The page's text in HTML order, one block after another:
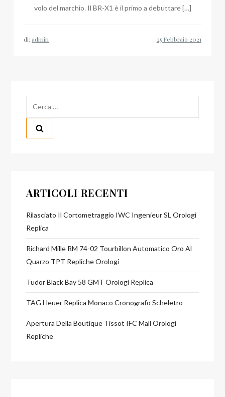
volo del marchio. Il BR-X1 è il primo a debuttare […]
di: admin
ARTICOLI RECENTI
Rilasciato Il Cortometraggio IWC Ingenieur SL Orologi
Replica
Richard Mille RM 74-02 Tourbillon Automatico Oro Al
Quarzo TPT Repliche Orologi
Tudor Black Bay 58 GMT Orologi Replica
TAG Heuer Replica Monaco Cronografo Scheletro
Apertura Della Boutique Tissot IFC Mall Orologi
Repliche